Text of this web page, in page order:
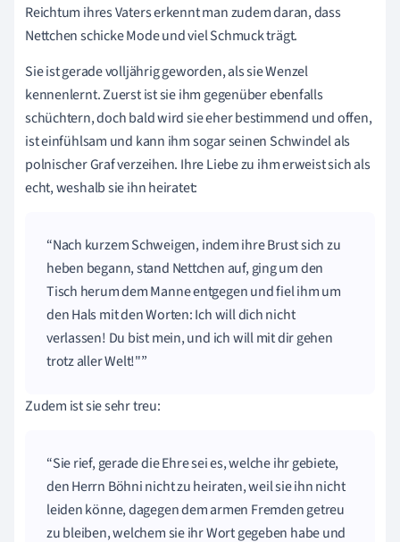
Reichtum ihres Vaters erkennt man zudem daran, dass
Nettchen schicke Mode und viel Schmuck trägt.
Sie ist gerade volljährig geworden, als sie Wenzel
kennenlernt. Zuerst ist sie ihm gegenüber ebenfalls
schüchtern, doch bald wird sie eher bestimmend und offen,
ist einfühlsam und kann ihm sogar seinen Schwindel als
polnischer Graf verzeihen. Ihre Liebe zu ihm erweist sich als
echt, weshalb sie ihn heiratet:
Nach kurzem Schweigen, indem ihre Brust sich zu
heben begann, stand Nettchen auf, ging um den
Tisch herum dem Manne entgegen und fiel ihm um
den Hals mit den Worten: Ich will dich nicht
verlassen! Du bist mein, und ich will mit dir gehen
trotz aller Welt!"
Zudem ist sie sehr treu:
Sie rief, gerade die Ehre sei es, welche ihr gebiete,
den Herrn Böhni nicht zu heiraten, weil sie ihn nicht
leiden könne, dagegen dem armen Fremden getreu
zu bleiben, welchem sie ihr Wort gegeben habe und